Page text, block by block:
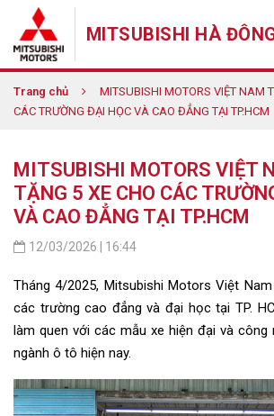
MITSUBISHI HÀ
Trang chủ
MITSUBISHI MOTORS VIỆT NAM
CÁC TRƯỜNG ĐẠI HỌC VÀ CAO ĐẲNG TẠI TP.HCM
MITSUBISHI MOTORS VIỆT
TẶNG 5 XE CHO CÁC
VÀ CAO ĐẲNG TẠI TP.HCM
12/03/2026 | 16:44
Tháng 4/2025, Mitsubishi Motors Việt
các trường cao đẳng và đại học tại TP.
làm quen với các mẫu xe hiện đại và công
ngành ô tô hiện nay.